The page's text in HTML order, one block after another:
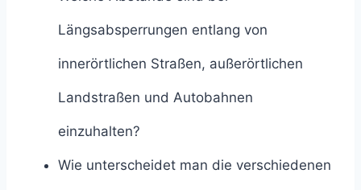
Längsabsperrungen entlang von
innerörtlichen Straßen, außerörtlichen
Landstraßen und Autobahnen
einzuhalten?
Wie unterscheidet man die verschiedenen